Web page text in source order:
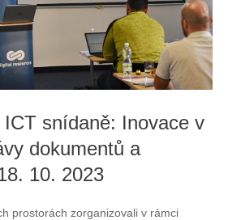
ICT snídaně: Inovace v
dokumentů a
10. 2023
prostorách zorganizovali v rámci